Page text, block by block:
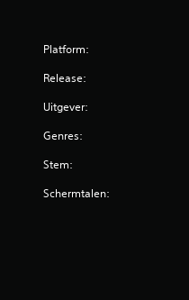
Platform:
Release:
Uitgever:
Genres:
Stem:
Schermtalen: